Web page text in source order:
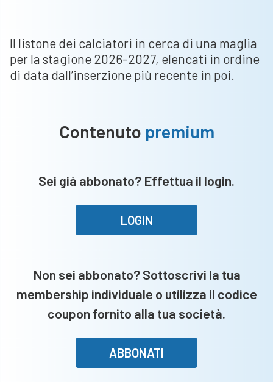
Il listone dei calciatori in cerca di una maglia
per la stagione 2026-2027, elencati in ordine
di data dall’inserzione più recente in poi.
Contenuto premium
Sei già abbonato? Effettua il login.
LOGIN
Non sei abbonato? Sottoscrivi la tua
membership individuale o utilizza il codice
coupon fornito alla tua società.
ABBONATI